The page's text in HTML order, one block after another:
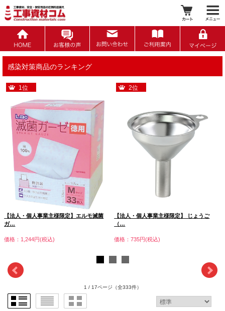
感染対策商品のランキング
1位
【法人・個人事業主様限定】エルモ滅菌
ガ…
価格：1,244円(税込)
2位
【法人・個人事業主様限定】 じょうご
（…
価格：735円(税込)
1 / 17ページ （全333件）